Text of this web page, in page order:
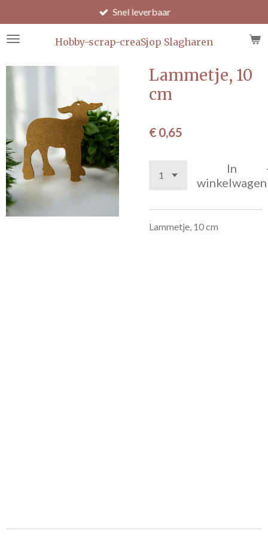
direct
naar
Hobby-scrap-creaSjop Slagharen
Snel leverbaar
Lammetje, 10
cm
€ 0,65
In
winkelwagen
Lammetje, 10 cm